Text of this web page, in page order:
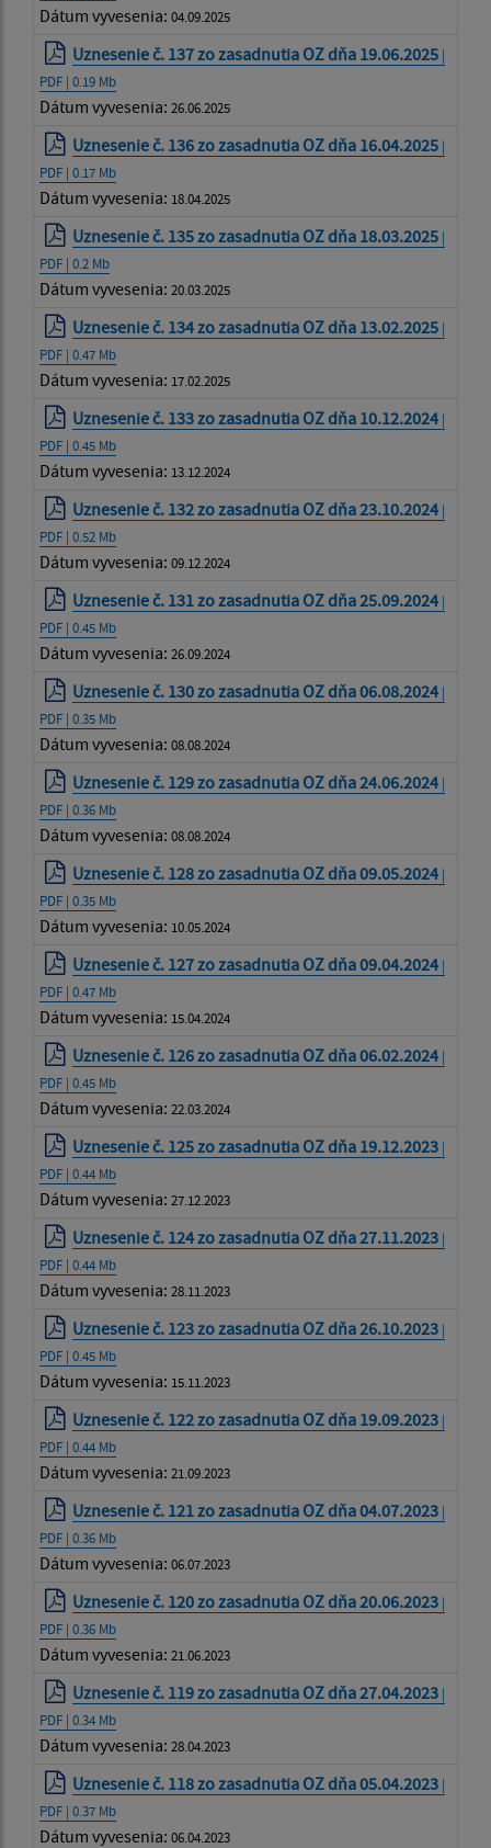
Dátum vyvesenia: 04.09.2025
Uznesenie č. 137 zo zasadnutia OZ dňa 19.06.2025 |
PDF | 0.19 Mb
Dátum vyvesenia: 26.06.2025
Uznesenie č. 136 zo zasadnutia OZ dňa 16.04.2025 |
PDF | 0.17 Mb
Dátum vyvesenia: 18.04.2025
Uznesenie č. 135 zo zasadnutia OZ dňa 18.03.2025 |
PDF | 0.2 Mb
Dátum vyvesenia: 20.03.2025
Uznesenie č. 134 zo zasadnutia OZ dňa 13.02.2025 |
PDF | 0.47 Mb
Dátum vyvesenia: 17.02.2025
Uznesenie č. 133 zo zasadnutia OZ dňa 10.12.2024 |
PDF | 0.45 Mb
Dátum vyvesenia: 13.12.2024
Uznesenie č. 132 zo zasadnutia OZ dňa 23.10.2024 |
PDF | 0.52 Mb
Dátum vyvesenia: 09.12.2024
Uznesenie č. 131 zo zasadnutia OZ dňa 25.09.2024 |
PDF | 0.45 Mb
Dátum vyvesenia: 26.09.2024
Uznesenie č. 130 zo zasadnutia OZ dňa 06.08.2024 |
PDF | 0.35 Mb
Dátum vyvesenia: 08.08.2024
Uznesenie č. 129 zo zasadnutia OZ dňa 24.06.2024 |
PDF | 0.36 Mb
Dátum vyvesenia: 08.08.2024
Uznesenie č. 128 zo zasadnutia OZ dňa 09.05.2024 |
PDF | 0.35 Mb
Dátum vyvesenia: 10.05.2024
Uznesenie č. 127 zo zasadnutia OZ dňa 09.04.2024 |
PDF | 0.47 Mb
Dátum vyvesenia: 15.04.2024
Uznesenie č. 126 zo zasadnutia OZ dňa 06.02.2024 |
PDF | 0.45 Mb
Dátum vyvesenia: 22.03.2024
Uznesenie č. 125 zo zasadnutia OZ dňa 19.12.2023 |
PDF | 0.44 Mb
Dátum vyvesenia: 27.12.2023
Uznesenie č. 124 zo zasadnutia OZ dňa 27.11.2023 |
PDF | 0.44 Mb
Dátum vyvesenia: 28.11.2023
Uznesenie č. 123 zo zasadnutia OZ dňa 26.10.2023 |
PDF | 0.45 Mb
Dátum vyvesenia: 15.11.2023
Uznesenie č. 122 zo zasadnutia OZ dňa 19.09.2023 |
PDF | 0.44 Mb
Dátum vyvesenia: 21.09.2023
Uznesenie č. 121 zo zasadnutia OZ dňa 04.07.2023 |
PDF | 0.36 Mb
Dátum vyvesenia: 06.07.2023
Uznesenie č. 120 zo zasadnutia OZ dňa 20.06.2023 |
PDF | 0.36 Mb
Dátum vyvesenia: 21.06.2023
Uznesenie č. 119 zo zasadnutia OZ dňa 27.04.2023 |
PDF | 0.34 Mb
Dátum vyvesenia: 28.04.2023
Uznesenie č. 118 zo zasadnutia OZ dňa 05.04.2023 |
PDF | 0.37 Mb
Dátum vyvesenia: 06.04.2023